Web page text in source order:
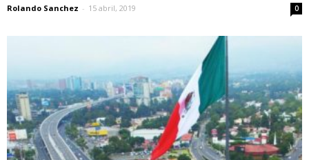
Rolando Sanchez - 15 abril, 2019 0